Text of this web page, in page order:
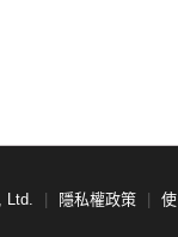
Ltd. 隱私權政策
使